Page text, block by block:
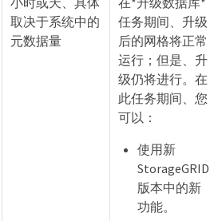
取决于系统中的
元数据量
任务期间、升级
后的网格将正常
运行；但是、升
级仍将进行。在
此任务期间、您
可以：
使用新
StorageGRID
版本中的新
功能。